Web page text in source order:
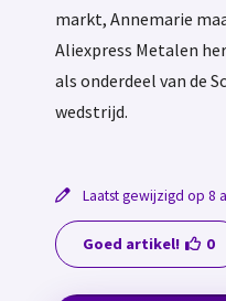
markt, Annemarie
Aliexpress Metalen
als onderdeel van de
wedstrijd.
Laatst gewijzigd op 8
Goed artikel! 0